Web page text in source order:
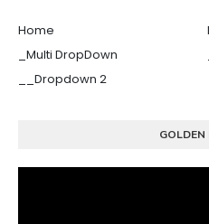
Home
_Multi DropDown
__Dropdown 2
GOLDEN